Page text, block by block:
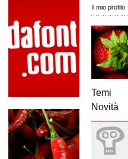
Il mio profilo
Temi
Novità